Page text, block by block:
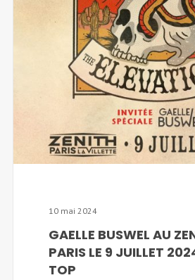
10 mai 2024
GAELLE BUSWEL AU
PARIS LE 9 JUILLET
TOP